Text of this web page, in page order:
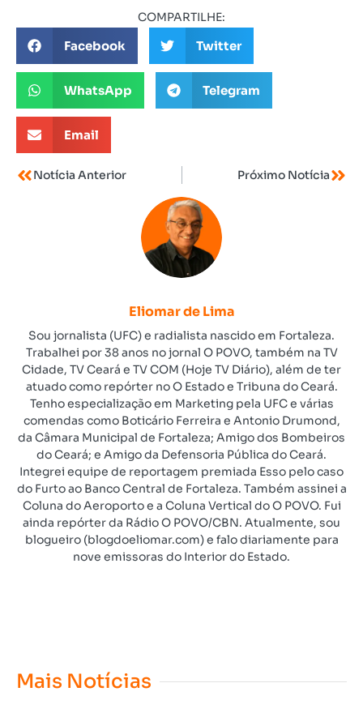
COMPARTILHE:
Facebook Twitter
WhatsApp Telegram
Email
Notícia Anterior Próximo Notícia
Eliomar de Lima
Sou jornalista (UFC) e radialista nascido em Fortaleza.
Trabalhei por 38 anos no jornal O POVO, também na TV
Cidade, TV Ceará e TV COM (Hoje TV Diário), além de ter
atuado como repórter no O Estado e Tribuna do Ceará.
Tenho especialização em Marketing pela UFC e várias
comendas como Boticário Ferreira e Antonio Drumond,
da Câmara Municipal de Fortaleza; Amigo dos Bombeiros
do Ceará; e Amigo da Defensoria Pública do Ceará.
Integrei equipe de reportagem premiada Esso pelo caso
do Furto ao Banco Central de Fortaleza. Também assinei a
Coluna do Aeroporto e a Coluna Vertical do O POVO. Fui
ainda repórter da Rádio O POVO/CBN. Atualmente, sou
blogueiro (blogdoeliomar.com) e falo diariamente para
nove emissoras do Interior do Estado.
Mais Notícias